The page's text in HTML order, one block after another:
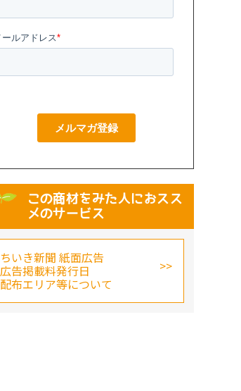
この商材をみた人におスス
メのサービス
ちいき新聞 紙面広告
広告掲載料発行日
配布エリア等について